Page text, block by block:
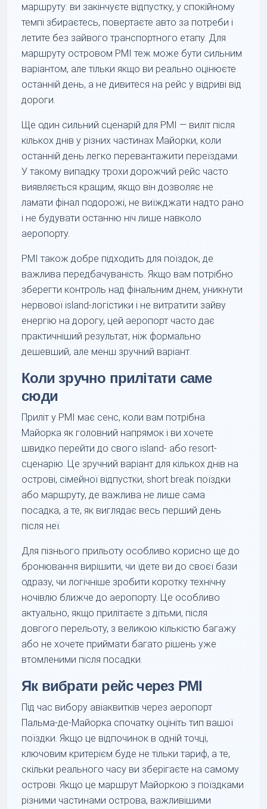
маршруту: ви закінчуєте відпустку, у спокійному
темпі збираєтесь, повертаєте авто за потреби і
летите без зайвого транспортного етапу. Для
маршруту островом PMI теж може бути сильним
варіантом, але тільки якщо ви реально оцінюєте
останній день, а не дивитеся на рейс у відриві від
дороги.
Ще один сильний сценарій для PMI — виліт після
кількох днів у різних частинах Майорки, коли
останній день легко перевантажити переїздами.
У такому випадку трохи дорожчий рейс часто
виявляється кращим, якщо він дозволяє не
ламати фінал подорожі, не виїжджати надто рано
і не будувати останню ніч лише навколо
аеропорту.
PMI також добре підходить для поїздок, де
важлива передбачуваність. Якщо вам потрібно
зберегти контроль над фінальним днем, уникнути
нервової island-логістики і не витратити зайву
енергію на дорогу, цей аеропорт часто дає
практичніший результат, ніж формально
дешевший, але менш зручний варіант.
Коли зручно прилітати саме
сюди
Приліт у PMI має сенс, коли вам потрібна
Майорка як головний напрямок і ви хочете
швидко перейти до свого island- або resort-
сценарію. Це зручний варіант для кількох днів на
острові, сімейної відпустки, short break поїздки
або маршруту, де важлива не лише сама
посадка, а те, як виглядає весь перший день
після неї.
Для пізнього прильоту особливо корисно ще до
бронювання вирішити, чи їдете ви до своєї бази
одразу, чи логічніше зробити коротку технічну
ночівлю ближче до аеропорту. Це особливо
актуально, якщо прилітаєте з дітьми, після
довгого перельоту, з великою кількістю багажу
або не хочете приймати багато рішень уже
втомленими після посадки.
Як вибрати рейс через PMI
Під час вибору авіаквитків через аеропорт
Пальма-де-Майорка спочатку оцініть тип вашої
поїздки. Якщо це відпочинок в одній точці,
ключовим критерієм буде не тільки тариф, а те,
скільки реального часу ви зберігаєте на самому
острові. Якщо це маршрут Майоркою з поїздками
різними частинами острова, важливішими